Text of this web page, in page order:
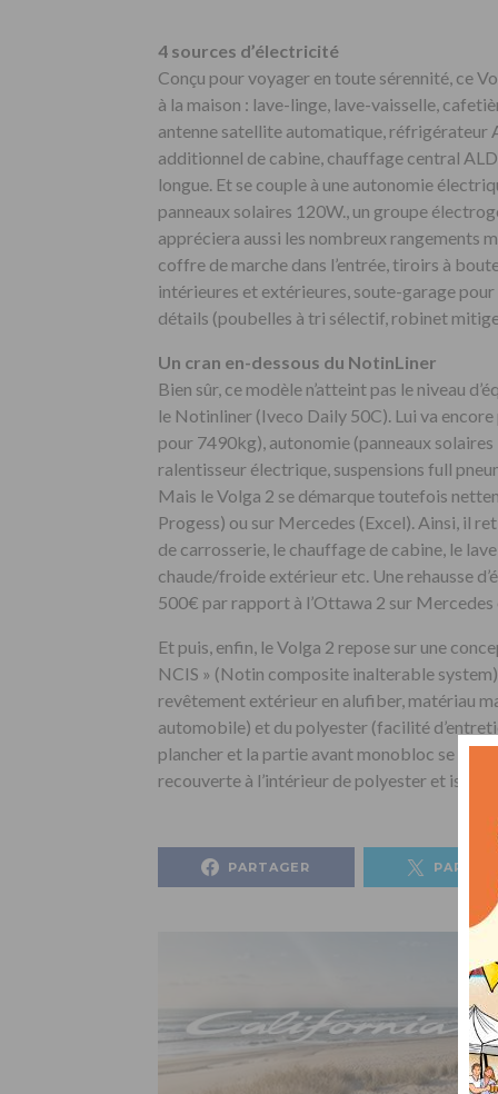
4 sources d’électricité
Conçu pour voyager en toute sérennité, ce
à la maison : lave-linge, lave-vaisselle,
antenne satellite automatique, réfrigérateur
additionnel de cabine, chauffage central
longue. Et se couple à une autonomie
panneaux solaires 120W., un groupe
appréciera aussi les nombreux rangements
coffre de marche dans l’entrée, tiroirs à
intérieures et extérieures, soute-garage
détails (poubelles à tri sélectif, robinet
Un cran en-dessous du NotinLiner
Bien sûr, ce modèle n’atteint pas le niveau
le Notinliner (Iveco Daily 50C). Lui va
pour 7490kg), autonomie (panneaux
ralentisseur électrique, suspensions full
Mais le Volga 2 se démarque toutefois
Progess) ou sur Mercedes (Excel). Ainsi, il
de carrosserie, le chauffage de cabine, le
chaude/froide extérieur etc. Une rehausse
500€ par rapport à l’Ottawa 2 sur Mercedes
Et puis, enfin, le Volga 2 repose sur une
NCIS » (Notin composite inalterable
revêtement extérieur en alufiber, matériau
automobile) et du polyester (facilité
plancher et la partie avant monobloc se
recouverte à l’intérieur de polyester et
PARTAGER